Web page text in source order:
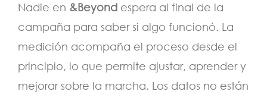
Nadie en &Beyond espera al final de la
campaña para saber si algo funcionó. La
medición acompaña el proceso desde el
principio, lo que permite ajustar, aprender y
mejorar sobre la marcha. Los datos no están